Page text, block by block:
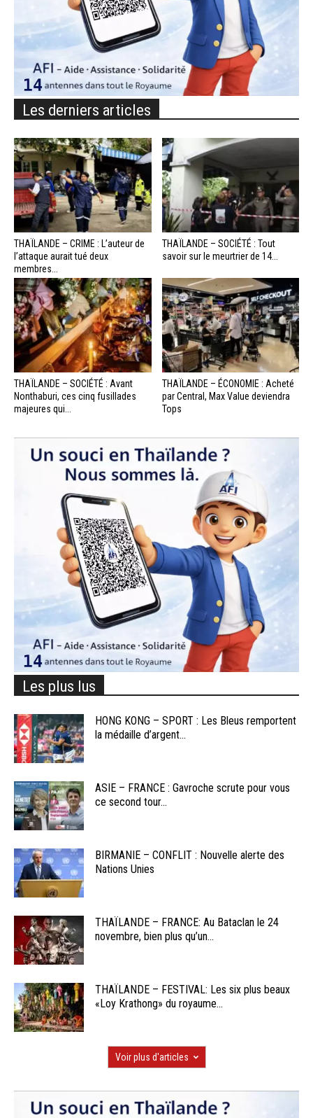
Les derniers articles
THAÏLANDE – CRIME : L’auteur de
l’attaque aurait tué deux
membres...
THAÏLANDE – SOCIÉTÉ : Tout
savoir sur le meurtrier de 14...
THAÏLANDE – SOCIÉTÉ : Avant
Nonthaburi, ces cinq fusillades
majeures qui...
THAÏLANDE – ÉCONOMIE : Acheté
par Central, Max Value deviendra
Tops
Les plus lus
HONG KONG – SPORT : Les Bleus remportent
la médaille d’argent...
ASIE – FRANCE : Gavroche scrute pour vous
ce second tour...
BIRMANIE – CONFLIT : Nouvelle alerte des
Nations Unies
THAÏLANDE – FRANCE: Au Bataclan le 24
novembre, bien plus qu’un...
THAÏLANDE – FESTIVAL: Les six plus beaux
«Loy Krathong» du royaume...
Voir plus d'articles